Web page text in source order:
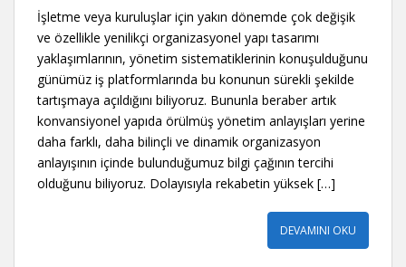
İşletme veya kuruluşlar için yakın dönemde çok değişik
ve özellikle yenilikçi organizasyonel yapı tasarımı
yaklaşımlarının, yönetim sistematiklerinin konuşulduğunu
günümüz iş platformlarında bu konunun sürekli şekilde
tartışmaya açıldığını biliyoruz. Bununla beraber artık
konvansiyonel yapıda örülmüş yönetim anlayışları yerine
daha farklı, daha bilinçli ve dinamik organizasyon
anlayışının içinde bulunduğumuz bilgi çağının tercihi
olduğunu biliyoruz. Dolayısıyla rekabetin yüksek […]
DEVAMINI OKU